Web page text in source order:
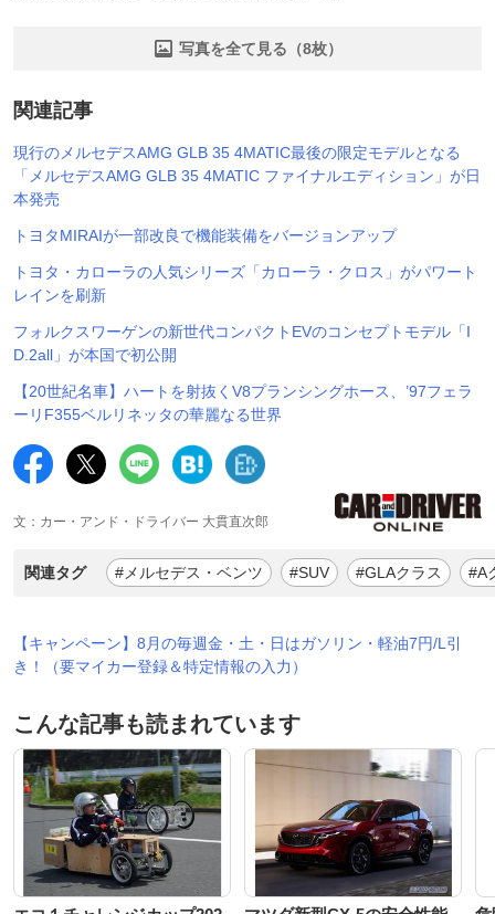
写真を全て見る（8枚）
関連記事
現行のメルセデスAMG GLB 35 4MATIC最後の限定モデルとなる
「メルセデスAMG GLB 35 4MATIC ファイナルエディション」が日
本発売
トヨタMIRAIが一部改良で機能装備をバージョンアップ
トヨタ・カローラの人気シリーズ「カローラ・クロス」がパワート
レインを刷新
フォルクスワーゲンの新世代コンパクトEVのコンセプトモデル「I
D.2all」が本国で初公開
【20世紀名車】ハートを射抜くV8プランシングホース、’97フェラ
ーリF355ベルリネッタの華麗なる世界
文：カー・アンド・ドライバー 大貫直次郎
関連タグ #メルセデス・ベンツ #SUV #GLAクラス #A
【キャンペーン】8月の毎週金・土・日はガソリン・軽油7円/L引
き！（要マイカー登録＆特定情報の入力）
こんな記事も読まれています